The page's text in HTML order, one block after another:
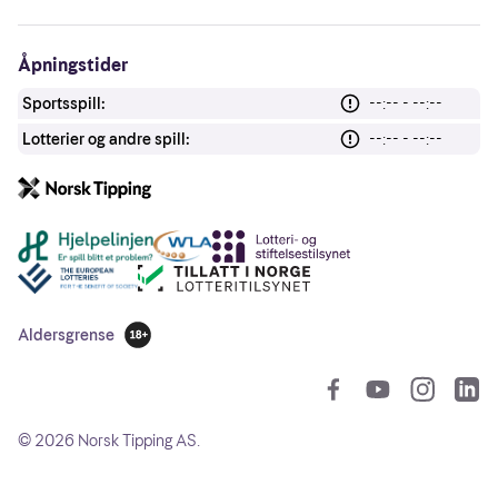
Åpningstider
Sportsspill:
--:-- - --:--
Lotterier og andre spill:
--:-- - --:--
Andre lenker
Aldersgrense
18 år
© 2026 Norsk Tipping AS.